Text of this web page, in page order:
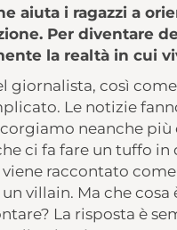
aiuta i ragazzi a
Per diventare
la realtà in cui
giornalista, così
Le notizie
neanche
ci fa fare un tuffo in
raccontato
villain. Ma che
La risposta è